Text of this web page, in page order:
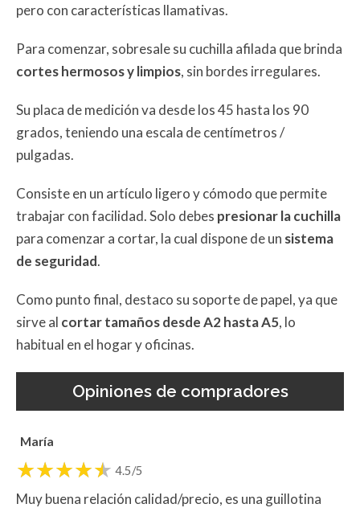
pero con características llamativas.
Para comenzar, sobresale su cuchilla afilada que brinda
corteshermosos y limpios, sin bordes irregulares.
Su placa de medición va desde los 45 hasta los 90
grados, teniendo una escala de centímetros /
pulgadas.
Consiste en un artículo ligero y cómodo que permite
trabajar con facilidad. Solo debes presionar la cuchilla
para comenzar a cortar, la cual dispone de un sistema
de seguridad.
Como punto final, destaco su soporte de papel, ya que
sirve al cortar tamañosdesdeA2 hasta A5, lo
habitual en el hogar y oficinas.
Opiniones de compradores
María
4.5/5
Muy buena relación calidad/precio, es una guillotina